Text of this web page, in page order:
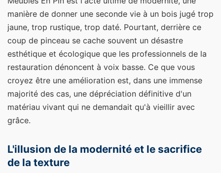
manière de donner une seconde vie à un bois jugé trop
jaune, trop rustique, trop daté. Pourtant, derrière ce
coup de pinceau se cache souvent un désastre
esthétique et écologique que les professionnels de la
restauration dénoncent à voix basse. Ce que vous
croyez être une amélioration est, dans une immense
majorité des cas, une dépréciation définitive d'un
matériau vivant qui ne demandait qu'à vieillir avec
grâce.
L'illusion de la modernité et le sacrifice
de la texture